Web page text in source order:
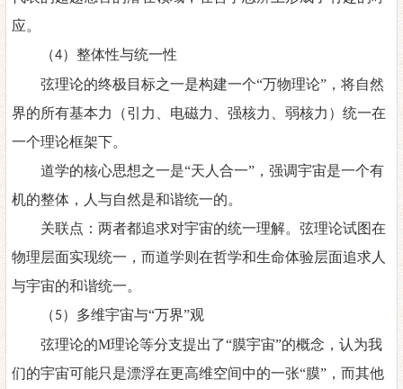
应。
（4）整体性与统一性
弦理论的终极目标之一是构建一个“万物理论”，将自然
界的所有基本力（引力、电磁力、强核力、弱核力）统一在
一个理论框架下。
道学的核心思想之一是“天人合一”，强调宇宙是一个有
机的整体，人与自然是和谐统一的。
关联点：两者都追求对宇宙的统一理解。弦理论试图在
物理层面实现统一，而道学则在哲学和生命体验层面追求人
与宇宙的和谐统一。
（5）多维宇宙与“万界”观
弦理论的M理论等分支提出了“膜宇宙”的概念，认为我
们的宇宙可能只是漂浮在更高维空间中的一张“膜”，而其他